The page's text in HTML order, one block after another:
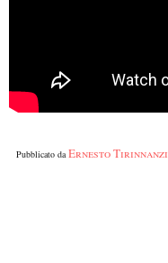
Pubblicato da Ernesto Tirinnanzi